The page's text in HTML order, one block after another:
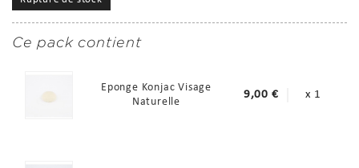
Ce pack contient
Eponge Konjac Visage
Naturelle
9,00 € x 1